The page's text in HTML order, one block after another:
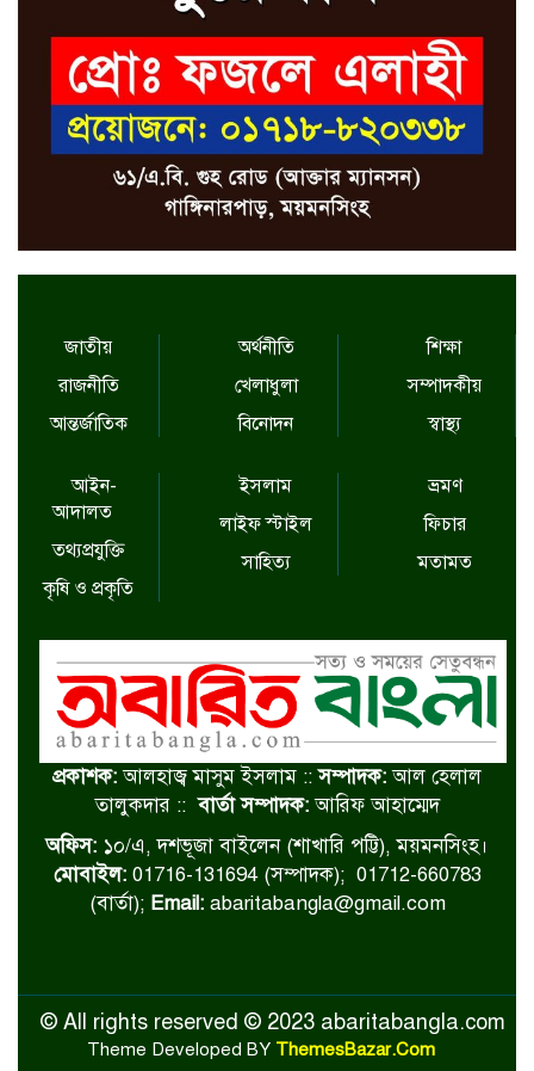
জাতীয়
রাজনীতি
আন্তর্জাতিক
অর্থনীতি
খেলাধুলা
বিনোদন
শিক্ষা
সম্পাদকীয়
স্বাস্থ্য
আইন-
আদালত
তথ্যপ্রযুক্তি
কৃষি ও প্রকৃতি
ইসলাম
লাইফ স্টাইল
সাহিত্য
ভ্রমণ
ফিচার
মতামত
প্রকাশক:আলহাজ্ব মাসুম ইসলাম ::সম্পাদক:আল হেলাল
তালুকদার ::বার্তা সম্পাদক:আরিফ আহাম্মেদ
অফিস: ১০/এ, দশভূজা বাইলেন (শাখারি পট্টি), ময়মনসিংহ।
মোবাইল:01716-131694 (সম্পাদক); 01712-660783
(বার্তা); Email: abaritabangla@gmail.com
© All rights reserved © 2023 abaritabangla.com
Theme Developed BY ThemesBazar.Com